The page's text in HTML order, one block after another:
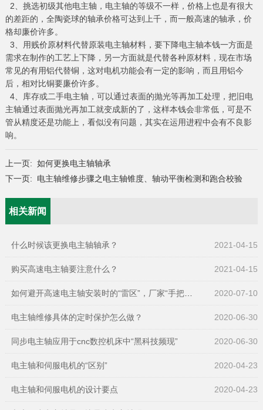
2、挑选初级其他电主轴，电主轴的等级不一样，价格上也是有很大
的差距的，全陶瓷球的轴承价格可达到上千，而一般高速的轴承，价
格却廉价许多。
3、用贱价原材料代替原装电主轴材料，要下降电主轴本钱一方面是
需求在制作的工艺上下降，另一方面就是代替各种原材料，现在市场
常见的有用铝代替铜，这对电机功能会有一定的影响，而且用铝今
后，相对比铜要廉价许多。
4、库存或二手电主轴，可以通过表面的抛光等再加工处理，把旧电
主轴通过表面抛光再加工就变成新的了，这样本钱会非常低，可是不
管从精度还是功能上，看似没有问题，其实在运用进程中会有不良影
响。
上一页: 如何更换电主轴轴承
下一页: 电主轴维修步骤之电主轴锥度、轴动平衡检测和跑合校验
相关新闻
2021-04-15
什么时候该更换电主轴轴承？
2021-04-15
购买高速电主轴要注意什么？
2020-07-10
如何避开高速电主轴安装时的“雷区”，厂家“手把手”教您！
2020-06-30
电主轴维修具体的定时保护怎么做？
2020-06-30
同步电主轴应用于cnc数控机床中“黑科技频现”
2020-04-23
电主轴和伺服电机的“区别”
2020-04-23
电主轴和伺服电机的设计要点